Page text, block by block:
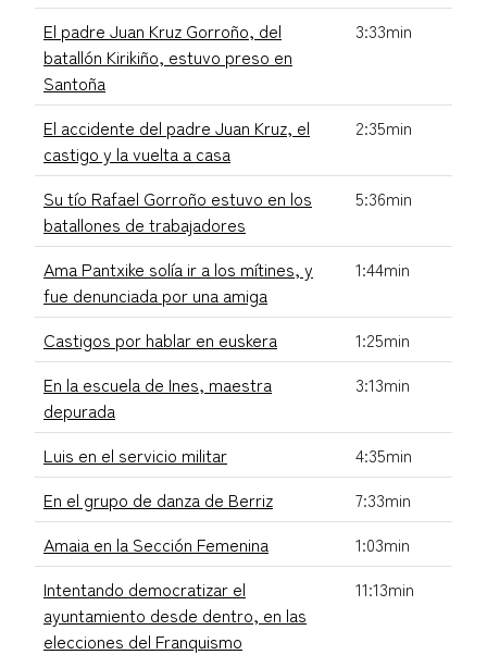
El padre Juan Kruz Gorroño, del
batallón Kirikiño, estuvo preso en
Santoña
3:33min
El accidente del padre Juan Kruz, el
castigo y la vuelta a casa
2:35min
Su tío Rafael Gorroño estuvo en los
batallones de trabajadores
5:36min
Ama Pantxike solía ir a los mítines, y
fue denunciada por una amiga
1:44min
Castigos por hablar en euskera
1:25min
En la escuela de Ines, maestra
depurada
3:13min
Luis en el servicio militar
4:35min
En el grupo de danza de Berriz
7:33min
Amaia en la Sección Femenina
1:03min
Intentando democratizar el
ayuntamiento desde dentro, en las
elecciones del Franquismo
11:13min